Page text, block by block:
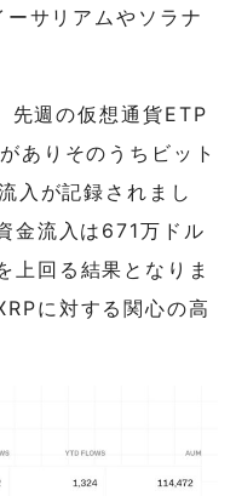
サリアムやソラナ
週の仮想通貨ETP
ありそのうちビット
入が記録されまし
金流入は671万ドル
上回る結果となりま
に対する関心の高